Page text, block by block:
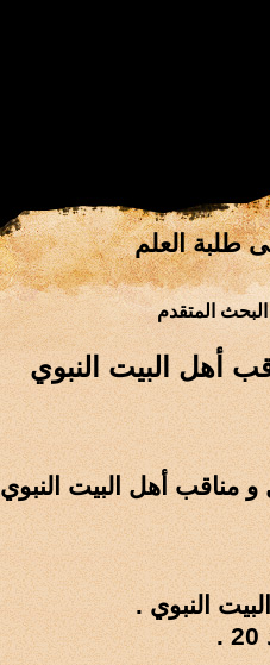
طلبة العلم
البحث المتقدم
أهل البيت النبوي
مناقب أهل البيت النبوي
النبوي .